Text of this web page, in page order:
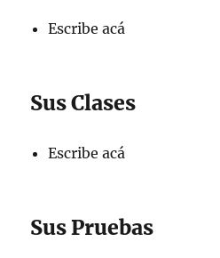
Escribe acá
Sus Clases
Escribe acá
Sus Pruebas